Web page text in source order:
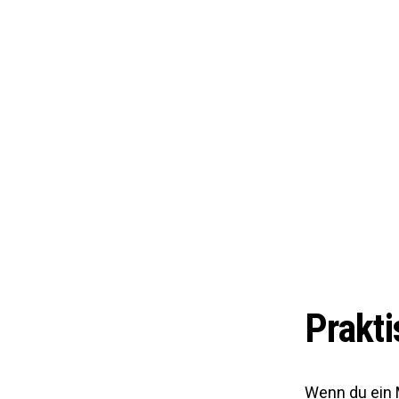
Wenn du